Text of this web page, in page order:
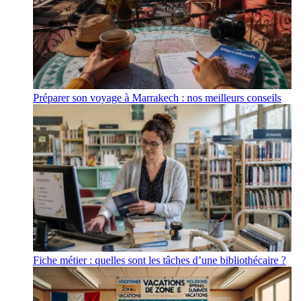
Préparer son voyage à Marrakech : nos meilleurs conseils
Fiche métier : quelles sont les tâches d’une bibliothécaire ?